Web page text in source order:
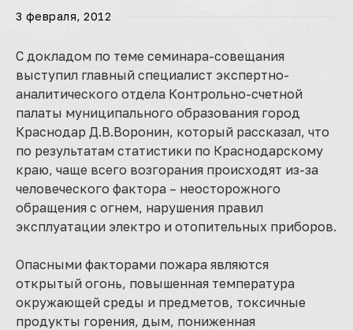
3 февраля, 2012
С докладом по теме семинара-совещания
выступил главный специалист экспертно-
аналитического отдела Контрольно-счетной
палаты муниципального образования город
Краснодар Д.В.Воронин, который рассказал, что
по результатам статистики по Краснодарскому
краю, чаще всего возгорания происходят из-за
человеческого фактора – неосторожного
обращения с огнем, нарушения правил
эксплуатации электро и отопительных приборов.
Опасными факторами пожара являются
открытый огонь, повышенная температура
окружающей среды и предметов, токсичные
продукты горения, дым, пониженная